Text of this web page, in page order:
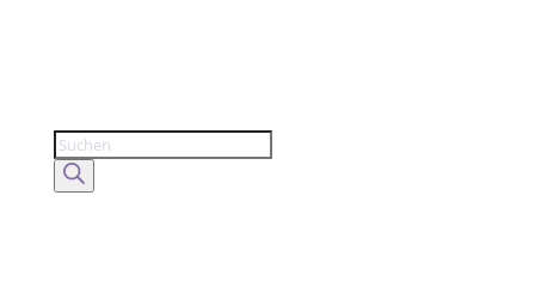
Products
search